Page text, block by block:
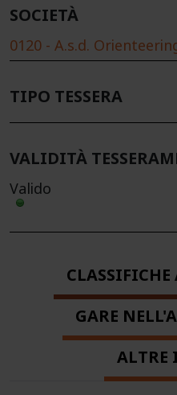
SOCIETÀ
0120 - A.s.d.
TIPO TESSERA
VALIDITÀ
Valido
GARE
ALTRE